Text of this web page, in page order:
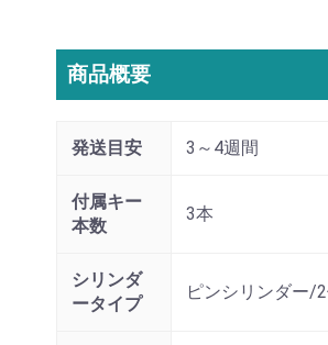
商品概要
発送目安 3～4週間
付属キー
本数
3本
シリンダ
ータイプ
ピンシリンダー/